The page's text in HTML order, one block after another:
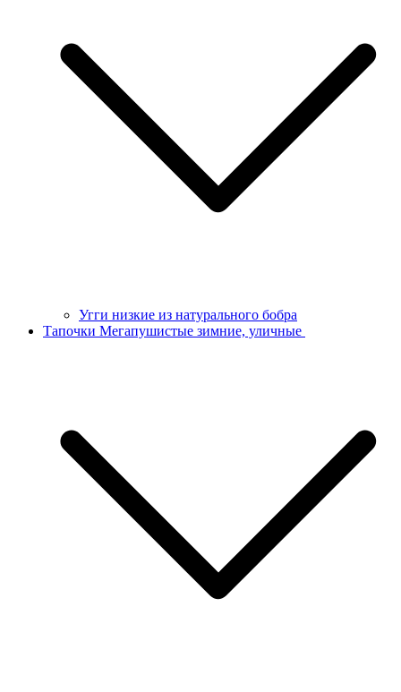
Угги низкие из натурального бобра
Тапочки Мегапушистые зимние, уличные